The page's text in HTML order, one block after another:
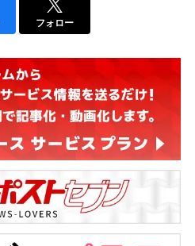
フォロー